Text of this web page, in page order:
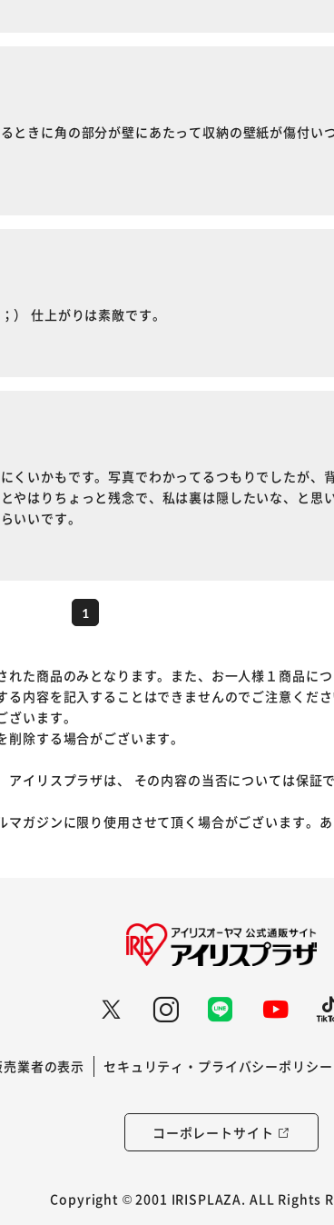
ときに角の部分が壁にあたって収納の壁紙が傷付い
仕上がりは素敵です。
くいかもです。写真でわかってるつもりでしたが、
やはりちょっと残念で、私は裏は隠したいな、と思
いいです。
1
た商品のみとなります。また、お一人様１商品につ
内容を記入することはできませんのでご注意くださ
います。
除する場合がございます。
アイリスプラザは、 その内容の当否については保
ガジンに限り使用させて頂く場合がございます。あ
業者の表示 セキュリティ・プライバシーポリシー
コーポレートサイト
Copyright © 2001 IRISPLAZA. ALL Rights